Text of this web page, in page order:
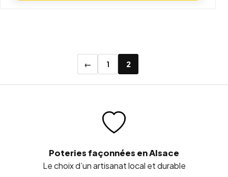
← 1 2
Poteries façonnées en Alsace
Le choix d’un artisanat local et durable